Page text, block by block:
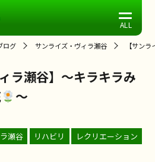
ログ サンライズ・ヴィラ瀬谷 【サン
ラ瀬谷】～キラキラみ
～
瀬谷 リハビリ
レクリエーション